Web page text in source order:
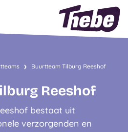
Naar homepage
Buurtteam Tilburg Reeshof
Reeshof
bestaat uit
verzorgenden en